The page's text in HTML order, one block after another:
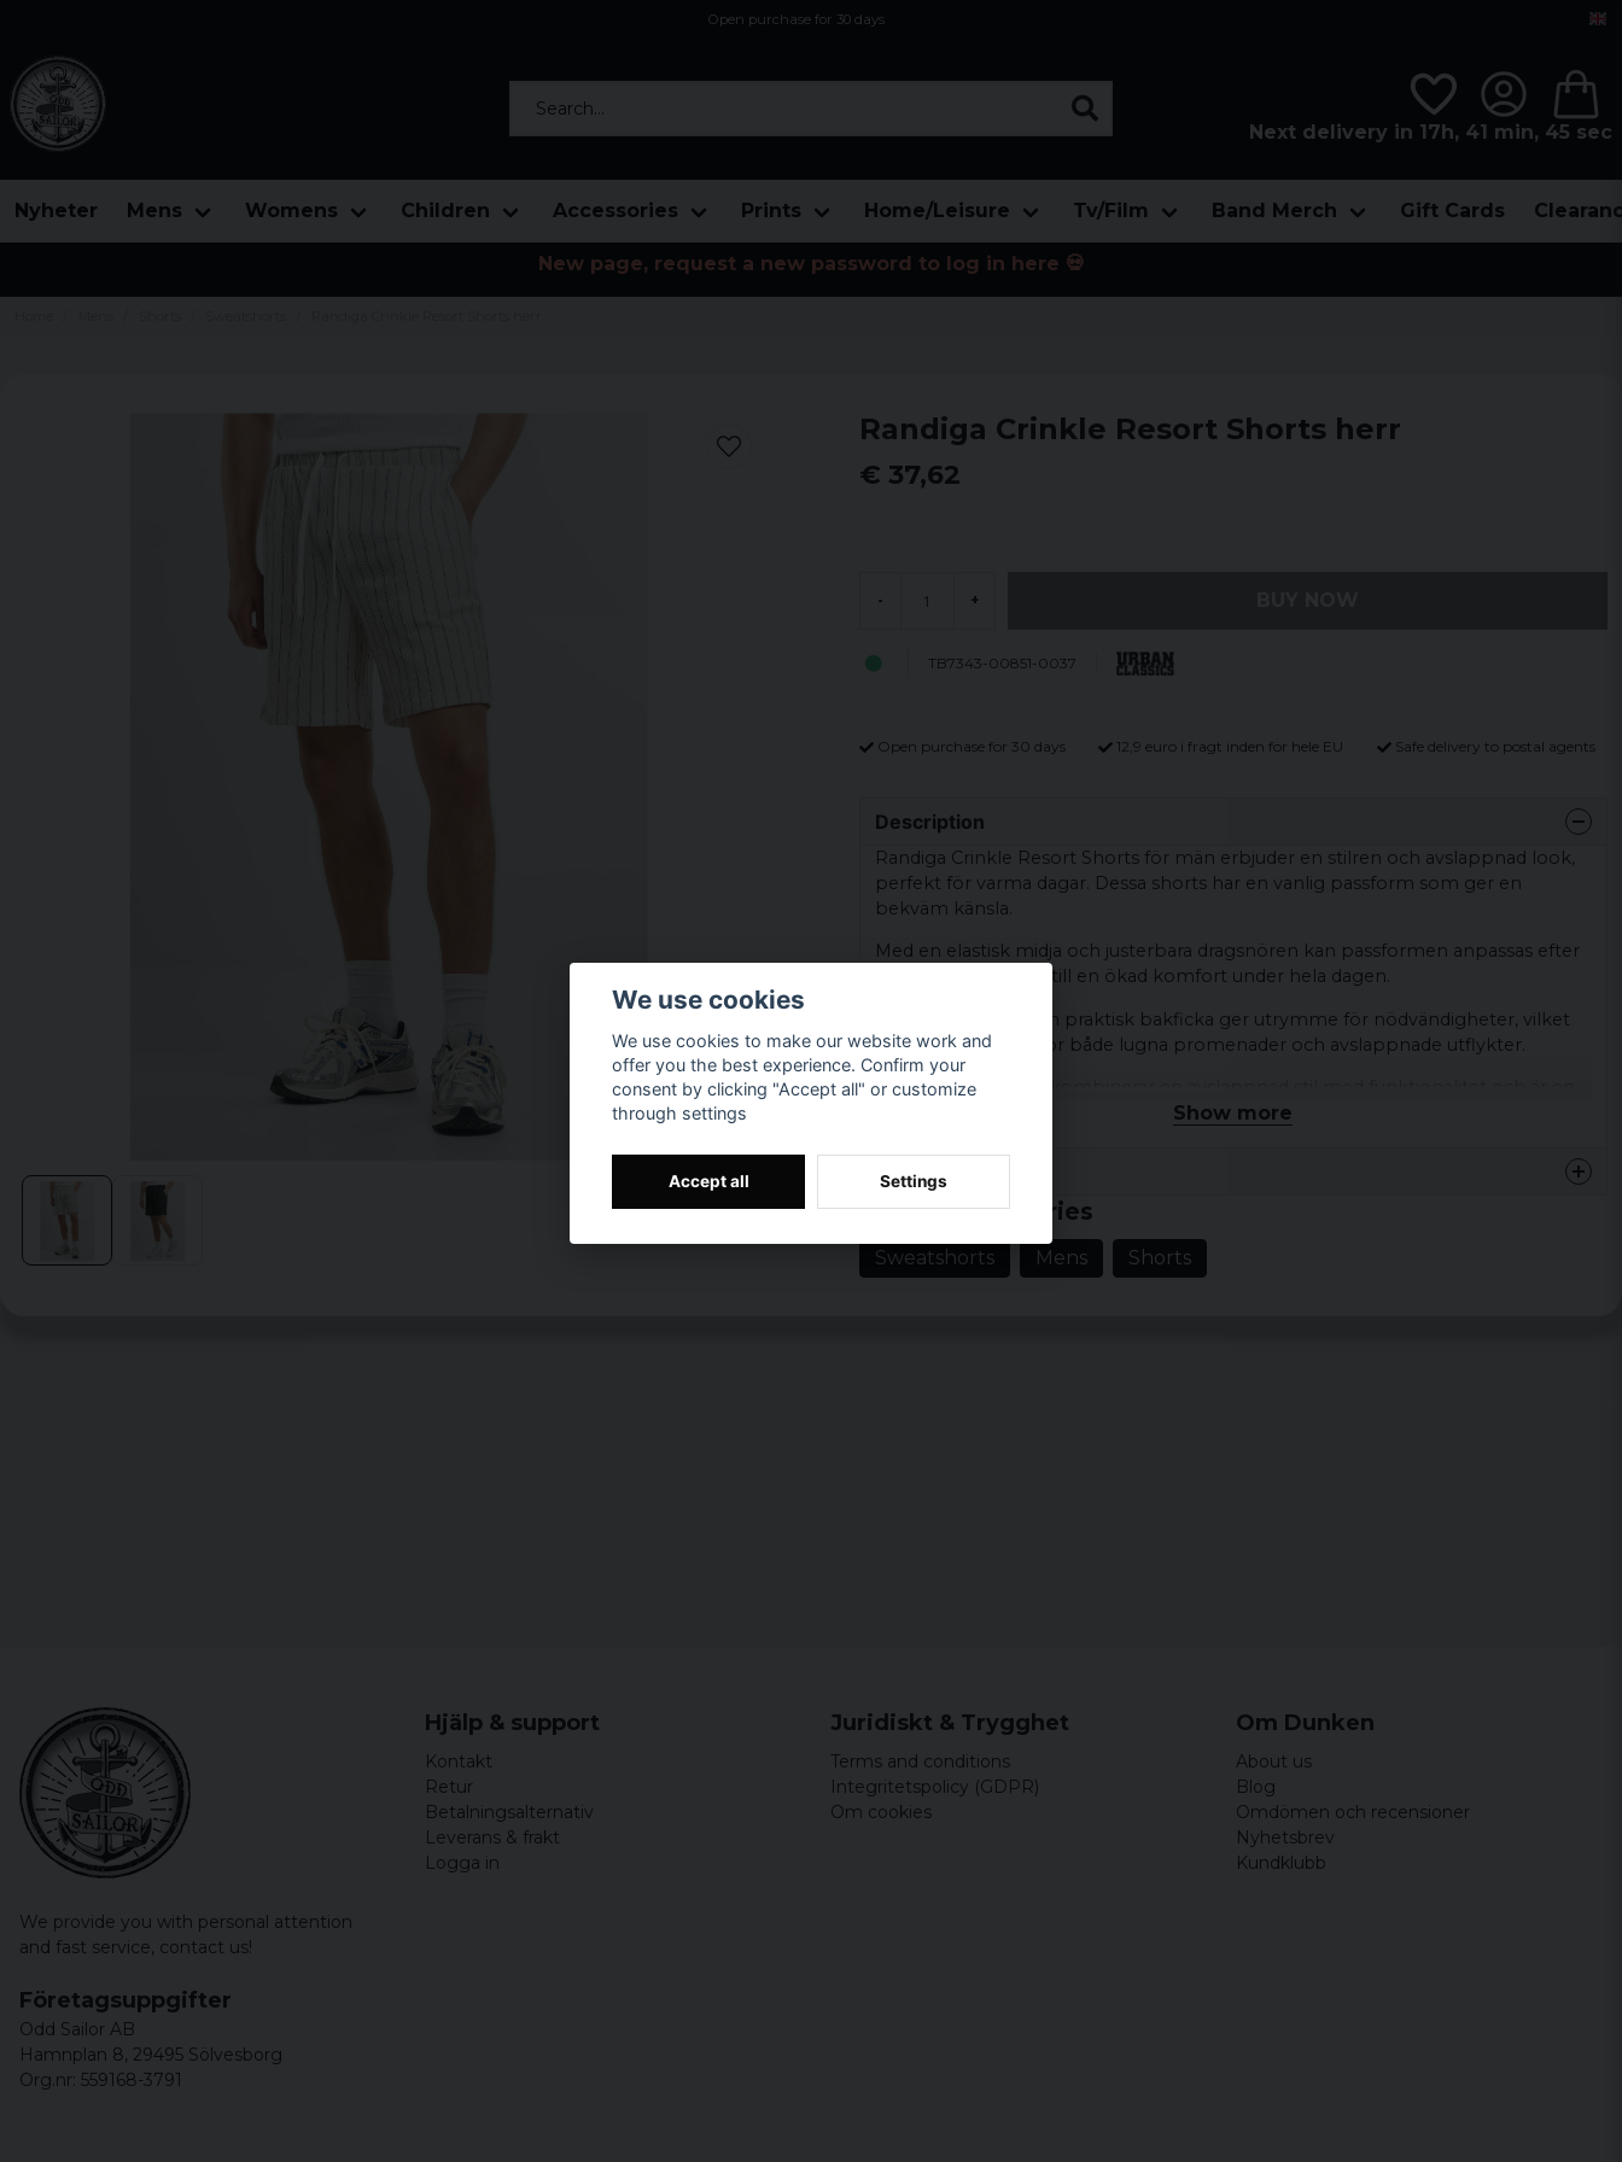
Open purchase for 30 days
Next delivery in 17h, 41 min, 44 sec
Nyheter Mens Womens Children Accessories Prints Home/Leisure Tv/Film Band Merch Gift Cards
New page, request a new password to log in here 💀
Randiga Crinkle Resort Shorts herr
€ 37,62
- +
TB7343-00851-0037
Open purchase for 30 days 12,9 euro i fragt inden for hele EU Safe delivery to postal agents
Description
Randiga Crinkle Resort Shorts för män erbjuder en stilren och avslappnad look,
perfekt för varma dagar. Dessa shorts har en vanlig passform som ger en
bekväm känsla.
Med en elastisk midja och justerbara dragsnören kan passformen anpassas efter
behov. Detta bidrar till en ökad komfort under hela dagen.
Framfickorna och en praktisk bakficka ger utrymme för nödvändigheter, vilket
gör dem lämpliga för både lugna promenader och avslappnade utflykter.
Dessa resort shorts kombinerar en avslappnad stil med funktionalitet och är en
självklar del av varje sommaroutfit.
Material: 92% Polyester, 6% Viscose, 2% Elastane
Vikt: 170 gsm
Passform: Regular fit
Midja: Elastisk med justerbara dragsnören
Show more
Prishistorik
Related categories
Sweatshorts Mens Shorts
We provide you with personal attention
and fast service, contact us!
Hjälp & support
Kontakt
Retur
Betalningsalternativ
Leverans & frakt
Logga in
Juridiskt & Trygghet
Terms and conditions
Integritetspolicy (GDPR)
Om cookies
Om Dunken
About us
Blog
Omdömen och recensioner
Nyhetsbrev
Kundklubb
Företagsuppgifter
Odd Sailor AB
Hamnplan 8, 29495 Sölvesborg
Org.nr: 559168-3791
We use cookies
We use cookies to make our website work and
offer you the best experience. Confirm your
consent by clicking "Accept all" or customize
through settings
Accept all Settings